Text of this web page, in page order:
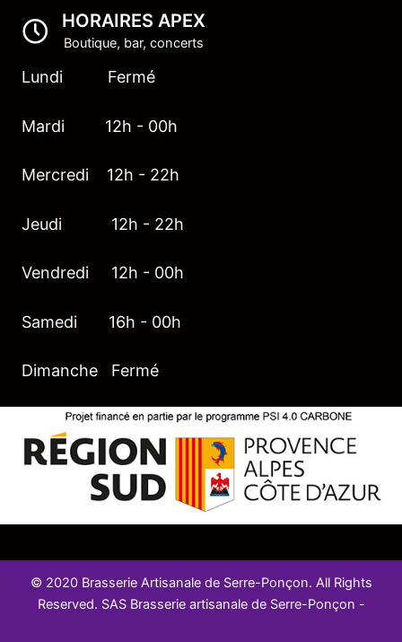
HORAIRES APEX
Boutique, bar, concerts
Lundi Fermé
Mardi 12h - 00h
Mercredi 12h - 22h
Jeudi 12h - 22h
Vendredi 12h - 00h
Samedi 16h - 00h
Dimanche Fermé
© 2020 Brasserie Artisanale de Serre-Ponçon. All Rights
Reserved. SAS Brasserie artisanale de Serre-Ponçon -